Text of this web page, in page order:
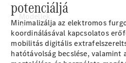
irányelvek
Modellek
potenciáljá
Minimalizálja az elektromos
koordinálásával kapcsolatos
mobilitás digitális
hatótávolság becslése, valamint